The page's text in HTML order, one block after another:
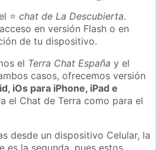
⭐chat de La Descubierta.
en versión Flash o en
de tu dispositivo.
el Terra Chat España y el
casos, ofrecemos versión
iOs para iPhone, iPad e
el Chat de Terra como para el
desde un dispositivo Celular, la
es la segunda, pues estos